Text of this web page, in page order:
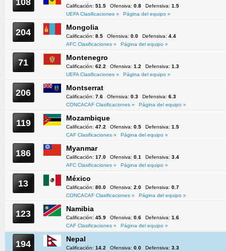
108 Calificación: 51.5 Ofensiva: 0.8 Defensiva: 1.5
UEFA Clasificaciones »
Página del equipo »
204 Mongolia
Calificación: 8.5 Ofensiva: 0.0 Defensiva: 4.4
AFC Clasificaciones »
Página del equipo »
71 Montenegro
Calificación: 62.2 Ofensiva: 1.2 Defensiva: 1.3
UEFA Clasificaciones »
Página del equipo »
206 Montserrat
Calificación: 7.6 Ofensiva: 0.3 Defensiva: 6.3
CONCACAF Clasificaciones »
Página del equipo »
119 Mozambique
Calificación: 47.2 Ofensiva: 0.5 Defensiva: 1.5
CAF Clasificaciones »
Página del equipo »
186 Myanmar
Calificación: 17.0 Ofensiva: 0.1 Defensiva: 3.4
AFC Clasificaciones »
Página del equipo »
13 México
Calificación: 80.0 Ofensiva: 2.0 Defensiva: 0.7
CONCACAF Clasificaciones »
Página del equipo »
123 Namibia
Calificación: 45.9 Ofensiva: 0.6 Defensiva: 1.6
CAF Clasificaciones »
Página del equipo »
194 Nepal
Calificación: 14.2 Ofensiva: 0.0 Defensiva: 3.3